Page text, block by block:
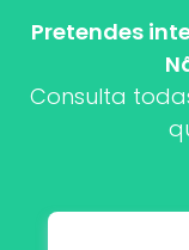
Pretendes
Consulta